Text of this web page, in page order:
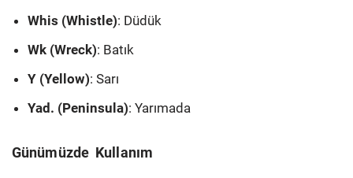
Whis (Whistle): Düdük
Wk (Wreck): Batık
Y (Yellow): Sarı
Yad. (Peninsula): Yarımada
Günümüzde Kullanım